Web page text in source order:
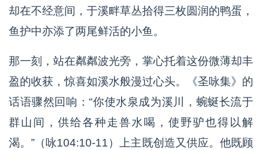
却在不经意间，于溪畔草丛拾得三枚圆润的鸭蛋，
鱼护中亦添了两尾鲜活的小鱼。
那一刻，站在粼粼波光旁，掌心托着这份微薄却丰
盈的收获，惊喜如溪水般漫过心头。《圣咏集》的
话语骤然回响：“你使水泉成为溪川，蜿蜒长流于
群山间，供给各种走兽水喝，使野驴也得以解
渴。”（咏104:10-11）上主既创造又供应。他既顾